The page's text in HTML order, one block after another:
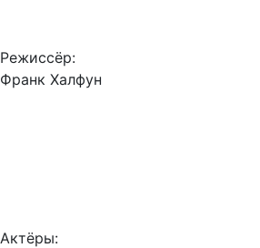
Режиссёр:
Франк Халфун
Актёры: